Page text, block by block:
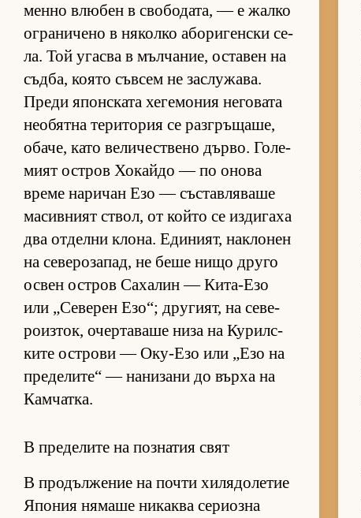
менно влю­бен в сво­бо­да­та, — е жалко
ог­ра­ни­чено в ня­колко або­ри­ген­ски се­
ла. Той угасва в мъл­ча­ние, ос­та­вен на
съд­ба, ко­ято съв­сем не зас­лу­жа­ва.
Преди япон­с­ката хе­ге­мо­ния не­го­вата
не­о­бятна те­ри­то­рия се раз­г­ръ­ща­ше,
оба­че, като ве­ли­чес­т­вено дър­во. Го­ле­
мият ос­т­ров Хо­кайдо — по онова
време на­ри­чан Езо — със­тав­ля­ваше
ма­сив­ният ствол, от който се из­ди­гаха
два от­делни кло­на. Еди­ни­ят, нак­ло­нен
на се­ве­ро­за­пад, не беше нищо друго
ос­вен ос­т­ров Са­ха­лин — Ки­та-Езо
или „Се­ве­рен Езо“; дру­ги­ят, на се­ве­
ро­из­ток, очер­та­ваше низа на Ку­рил­с­
ките ос­т­рови — Оку-Езо или „Езо на
пре­де­ли­те“ — на­ни­зани до върха на
Кам­чат­ка.
В пределите на познатия свят
В про­дъл­же­ние на почти хи­ля­до­ле­тие
Япо­ния ня­маше ни­каква се­ри­озна